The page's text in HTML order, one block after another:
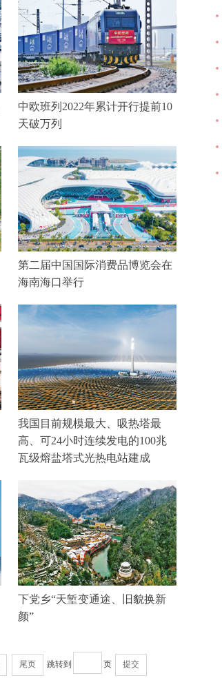
中欧班列2022年累计开行提前10
天破万列
第二届中国国际消费品博览会在
海南海口举行
我国目前规模最大、吸热塔最
高、可24小时连续发电的100兆
瓦级熔盐塔式光热电站建成
下党乡“天堑变通途、旧貌换新
颜”
尾页 跳转到 页 提交